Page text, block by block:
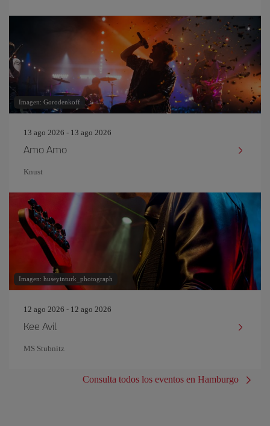
Imagen: Gorodenkoff
13 ago 2026 - 13 ago 2026
Amo Amo
Knust
Imagen: huseyinturk_photograph
12 ago 2026 - 12 ago 2026
Kee Avil
MS Stubnitz
Consulta todos los eventos en Hamburgo